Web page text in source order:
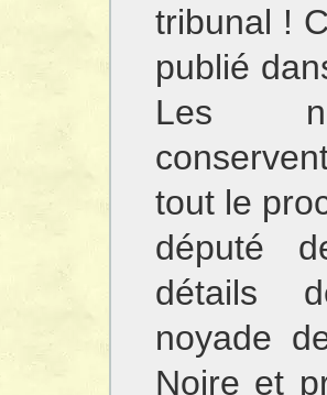
tribunal !
publié
Les
tout le
député
détails
noyade
Noire et